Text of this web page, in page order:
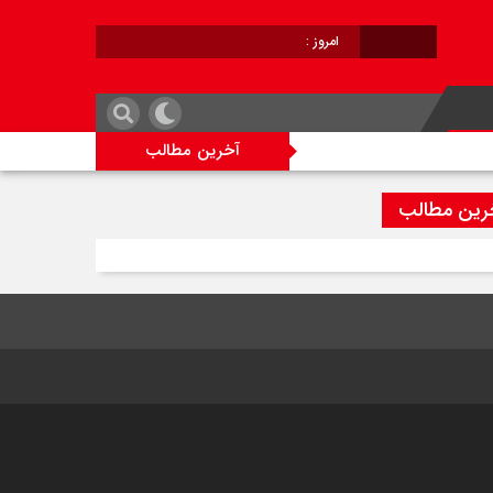
امروز :
آخرین مطالب
مطالب